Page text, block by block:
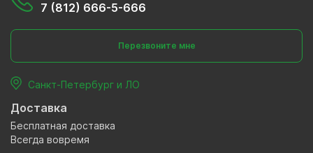
7 (812) 666-5-666
Перезвоните мне
Санкт-Петербург и ЛО
Доставка
Бесплатная доставка
Всегда вовремя